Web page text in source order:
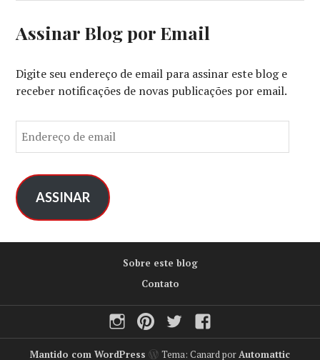
Assinar Blog por Email
Digite seu endereço de email para assinar este blog e
receber notificações de novas publicações por email.
n
e
r
e
a
ASSINAR
Sobre este blog
Contato
InstagramPinterestTwitter
Mantido com WordPress Tema: Canard porAutomattic